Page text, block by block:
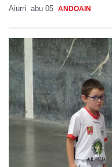
Aiurri abu 05 ANDOAIN